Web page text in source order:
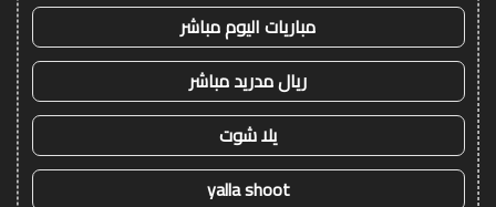
مباريات اليوم مباشر
ريال مدريد مباشر
يلا شوت
yalla shoot